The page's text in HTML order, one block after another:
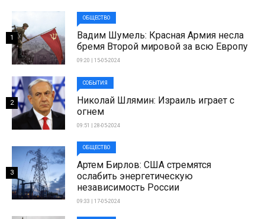
ОБЩЕСТВО
Вадим Шумель: Красная Армия несла
бремя Второй мировой за всю Европу
09:20 | 15-05-2024
1
СОБЫТИЯ
Николай Шлямин: Израиль играет с
огнем
09:51 | 28-05-2024
2
ОБЩЕСТВО
Артем Бирлов: США стремятся
ослабить энергетическую
независимость России
09:33 | 17-05-2024
3